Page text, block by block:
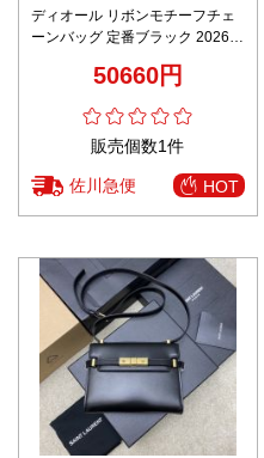
ディオール リボンモチーフチェ
ーンバッグ 定番ブラック 2026新
用 安心サイト 精密ディテール 数
50660円
販売個数1件
佐川急便 HOT